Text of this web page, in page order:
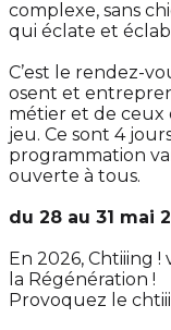
complexe, sans
qui éclate et
C’est le rendez-
osent et
métier et de ceux
jeu. Ce sont 4
programmation
ouverte à tous.
du 28 au 31 mai
En 2026, Chtiiing
la Régénération !
Provoquez le